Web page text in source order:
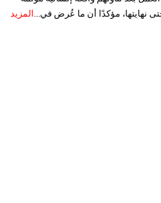
نهايتها، مؤكدًا أن ما عُرض في... المزيد